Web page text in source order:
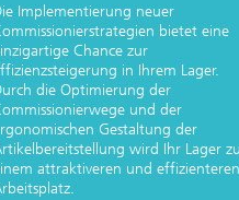
Implementierung neuer
bietet eine
Chance zur
in Ihrem Lager.
die Optimierung der
und der
Gestaltung der
wird Ihr Lager zu
attraktiveren und effizienteren